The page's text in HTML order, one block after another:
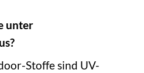
unter
Stoffe sind UV-